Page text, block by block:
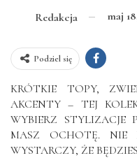
Redakcja maj
Podziel się
KRÓTKIE TOPY,
AKCENTY – TEJ
WYBIERZ
MASZ OCHOTĘ. NIE
WYSTARCZY, ŻE